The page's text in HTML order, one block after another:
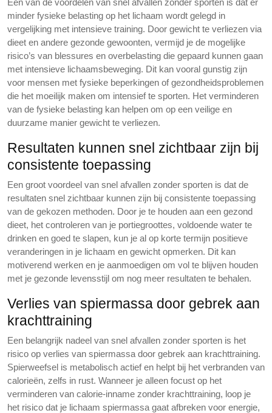
Een van de voordelen van snel afvallen zonder sporten is dat er
minder fysieke belasting op het lichaam wordt gelegd in
vergelijking met intensieve training. Door gewicht te verliezen via
dieet en andere gezonde gewoonten, vermijd je de mogelijke
risico’s van blessures en overbelasting die gepaard kunnen gaan
met intensieve lichaamsbeweging. Dit kan vooral gunstig zijn
voor mensen met fysieke beperkingen of gezondheidsproblemen
die het moeilijk maken om intensief te sporten. Het verminderen
van de fysieke belasting kan helpen om op een veilige en
duurzame manier gewicht te verliezen.
Resultaten kunnen snel zichtbaar zijn bij
consistente toepassing
Een groot voordeel van snel afvallen zonder sporten is dat de
resultaten snel zichtbaar kunnen zijn bij consistente toepassing
van de gekozen methoden. Door je te houden aan een gezond
dieet, het controleren van je portiegroottes, voldoende water te
drinken en goed te slapen, kun je al op korte termijn positieve
veranderingen in je lichaam en gewicht opmerken. Dit kan
motiverend werken en je aanmoedigen om vol te blijven houden
met je gezonde levensstijl om nog meer resultaten te behalen.
Verlies van spiermassa door gebrek aan
krachttraining
Een belangrijk nadeel van snel afvallen zonder sporten is het
risico op verlies van spiermassa door gebrek aan krachttraining.
Spierweefsel is metabolisch actief en helpt bij het verbranden van
calorieën, zelfs in rust. Wanneer je alleen focust op het
verminderen van calorie-inname zonder krachttraining, loop je
het risico dat je lichaam spiermassa gaat afbreken voor energie,